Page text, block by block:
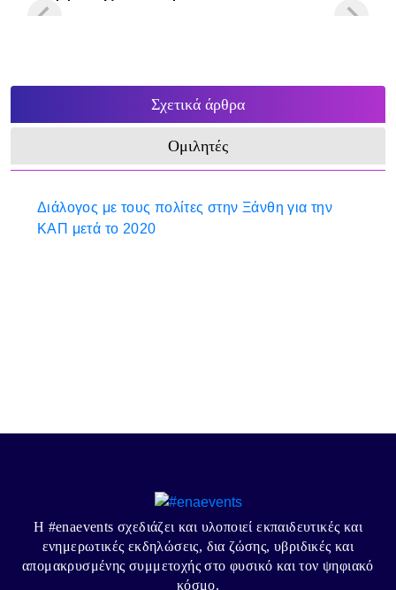
Σχετικά άρθρα
Ομιλητές
Διάλογος με τους πολίτες στην Ξάνθη για την
ΚΑΠ μετά το 2020
Η #enaevents σχεδιάζει και υλοποιεί εκπαιδευτικές και
ενημερωτικές εκδηλώσεις, δια ζώσης, υβριδικές και
απομακρυσμένης συμμετοχής στο φυσικό και τον ψηφιακό
κόσμο.